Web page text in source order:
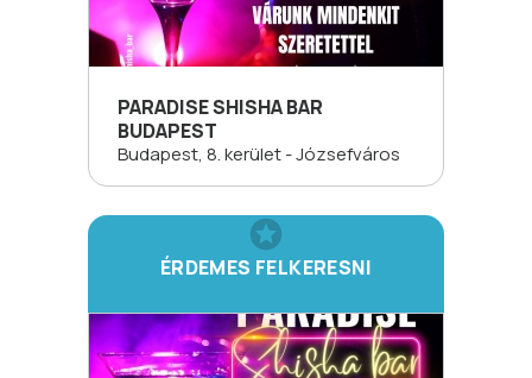
PARADISE SHISHA BAR
BUDAPEST
Budapest, 8. kerület - Józsefváros
ÉRDEMES FELKERESNI